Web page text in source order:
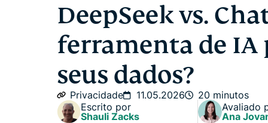
DeepSeek vs.
ferramenta de
seus dados?
Privacidade 11.05.2026
20 minutos
Escrito por
Shauli Zacks
Avaliado
Ana